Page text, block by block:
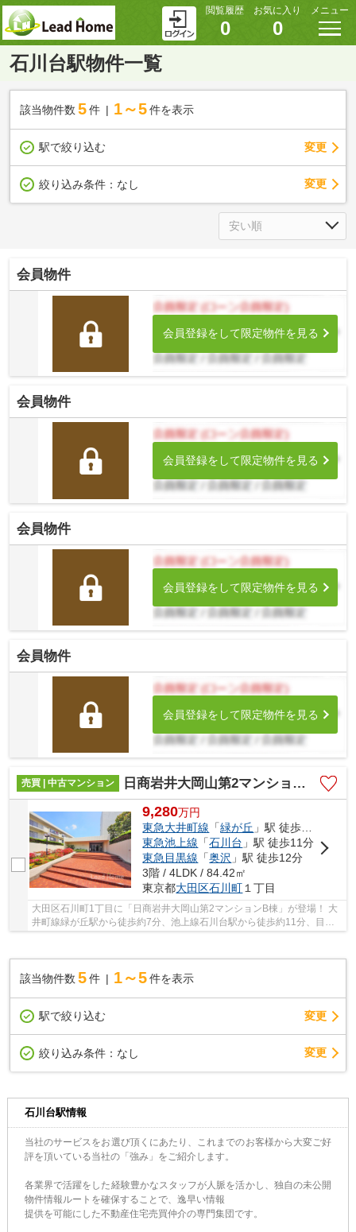
閲覧履歴
0
お気に入り
0
メニュー
石川台駅物件一覧
該当物件数 5件 1～5 件を表示
駅で絞り込む 変更
絞り込み条件： なし 変更
会員物件
会員登録をして限定物件を見る
会員物件
会員登録をして限定物件を見る
会員物件
会員登録をして限定物件を見る
会員物件
会員登録をして限定物件を見る
売買 | 中古マンション 日商岩井大岡山第2マンションB棟
9,280万円
東急大井町線 「緑が丘 」駅 徒歩7分
東急池上線 「石川台 」駅 徒歩11分
東急目黒線 「奥沢 」駅 徒歩12分
3階 / 4LDK / 84.42㎡
東京都大田区石川町 １丁目
大田区石川町1丁目に「日商岩井大岡山第2マンションB棟」が登場！ 大
井町線緑が丘駅から徒歩約7分、池上線石川台駅から徒歩約11分、目黒
線奥沢駅から徒歩約12分。 3路線3駅利用可能な...
該当物件数 5件 1～5 件を表示
駅で絞り込む 変更
絞り込み条件： なし 変更
石川台駅情報
当社のサービスをお選び頂くにあたり、これまでのお客様から大変ご好
評を頂いている当社の「強み」をご紹介します。
各業界で活躍をした経験豊かなスタッフが人脈を活かし、独自の未公開
物件情報ルートを確保することで、逸早い情報
提供を可能にした不動産住宅売買仲介の専門集団です。